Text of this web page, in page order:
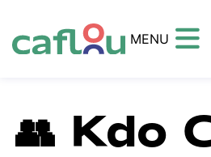
MENU
👥 Kdo